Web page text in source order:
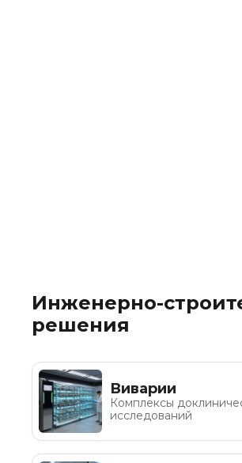
Инженерно-
решения
Виварии
Комплексы
исследований